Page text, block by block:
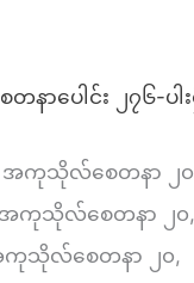
တနာပေါင်း ၂၇၆-ပ
အကုသိုလ်စေတနာ ၂
အကုသိုလ်စေတနာ ၂၀,
ကုသိုလ်စေတနာ ၂၀,